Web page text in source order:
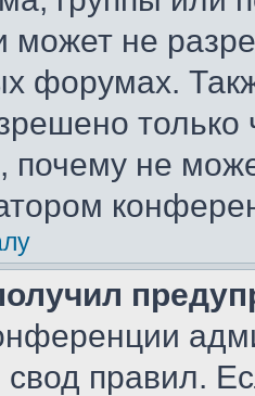
может не
форумах.
почему не
свод правил.